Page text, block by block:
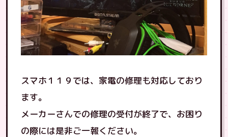
スマホ１１９では、家電の修理も対応しており
ます。
メーカーさんでの修理の受付が終了で、お困り
の際には是非ご一報ください。